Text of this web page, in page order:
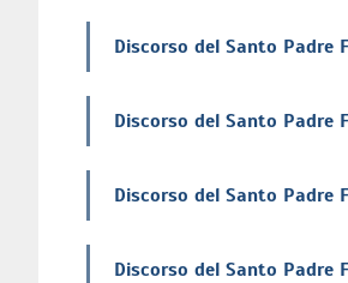
Discorso del Santo Padre
Discorso del Santo Padre
Discorso del Santo Padre
Discorso del Santo